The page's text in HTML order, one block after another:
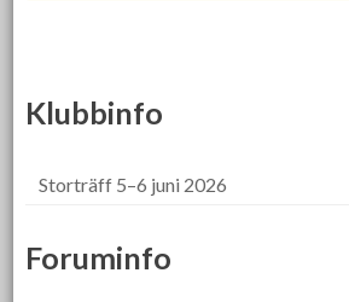
Klubbinfo
Storträff 5–6 juni 2026
Foruminfo